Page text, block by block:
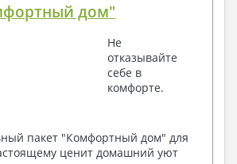
дом"
Не
отказывайте
себе в
комфорте.
пакет "Комфортный дом" для
ценит домашний уют